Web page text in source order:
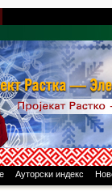
Ауторски индекс